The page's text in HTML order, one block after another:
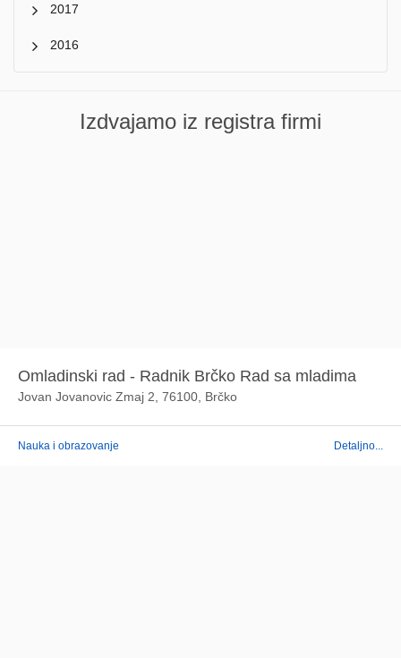
2017
2016
Izdvajamo iz registra firmi
Omladinski rad - Radnik Brčko Rad sa mladima
Jovan Jovanovic Zmaj 2, 76100, Brčko
Nauka i obrazovanje Detaljno...